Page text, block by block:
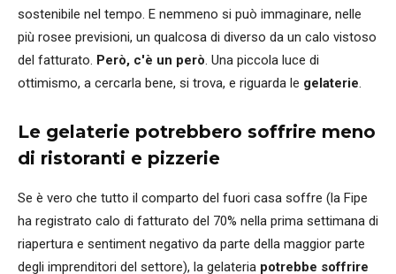
sostenibile nel tempo. E nemmeno si può immaginare, nelle
più rosee previsioni, un qualcosa di diverso da un calo vistoso
del fatturato. Però, c'è un però. Una piccola luce di
ottimismo, a cercarla bene, si trova, e riguarda le gelaterie.
Le gelaterie potrebbero soffrire meno
di ristoranti e pizzerie
Se è vero che tutto il comparto del fuori casa soffre (la Fipe
ha registrato calo di fatturato del 70% nella prima settimana di
riapertura e sentiment negativo da parte della maggior parte
degli imprenditori del settore), la gelateria potrebbe soffrire